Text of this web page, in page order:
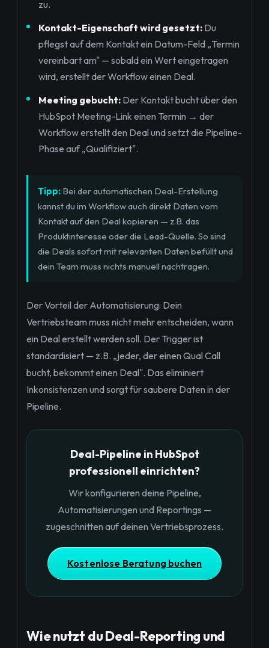
zu.
Kontakt-Eigenschaft wird gesetzt: Du
pflegst auf dem Kontakt ein Datum-Feld „Termin
vereinbart am" — sobald ein Wert eingetragen
wird, erstellt der Workflow einen Deal.
Meeting gebucht: Der Kontakt bucht über den
HubSpot Meeting-Link einen Termin → der
Workflow erstellt den Deal und setzt die Pipeline-
Phase auf „Qualifiziert".
Tipp: Bei der automatischen Deal-Erstellung
kannst du im Workflow auch direkt Daten vom
Kontakt auf den Deal kopieren — z.B. das
Produktinteresse oder die Lead-Quelle. So sind
die Deals sofort mit relevanten Daten befüllt und
dein Team muss nichts manuell nachtragen.
Der Vorteil der Automatisierung: Dein
Vertriebsteam muss nicht mehr entscheiden, wann
ein Deal erstellt werden soll. Der Trigger ist
standardisiert — z.B. „jeder, der einen Qual Call
bucht, bekommt einen Deal". Das eliminiert
Inkonsistenzen und sorgt für saubere Daten in der
Pipeline.
Deal-Pipeline in HubSpot
professionell einrichten?
Wir konfigurieren deine Pipeline,
Automatisierungen und Reportings —
zugeschnitten auf deinen Vertriebsprozess.
Kostenlose Beratung buchen
Wie nutzt du Deal-Reporting und